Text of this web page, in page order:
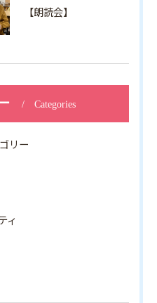
Categories
リー
ィ
【朗読会】